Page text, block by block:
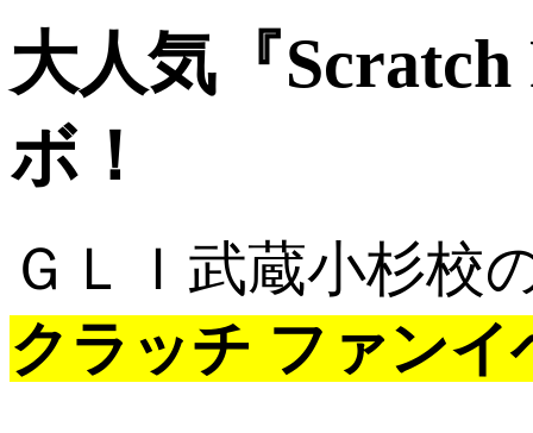
大人気『
ボ！
ＧＬＩ武蔵小杉校
クラッチ ファンイ